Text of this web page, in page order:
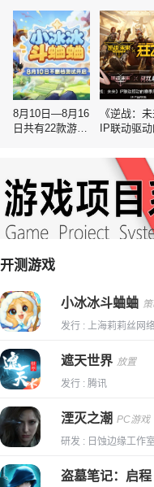
8月10日—8月16
日共有22款游戏
《逆战：未
IP联动驱动
分析
开测游戏
小冰冰斗蛐蛐
发行 : 上海莉莉丝网
遮天世界 放置
发行 : 腾讯
湮灭之潮 PC游戏
研发 : 日蚀边缘工作
盗墓笔记：启程